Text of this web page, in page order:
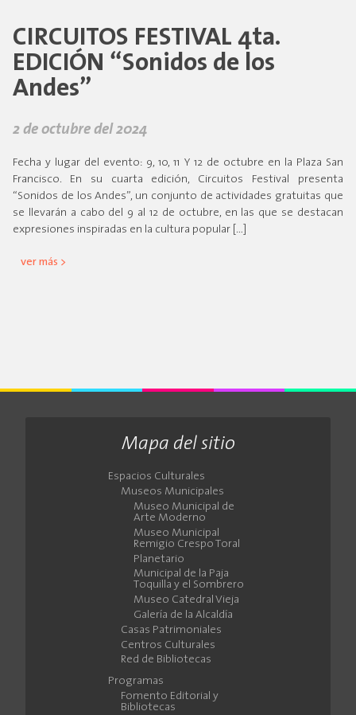
CIRCUITOS FESTIVAL 4ta.
EDICIÓN “Sonidos de los
Andes”
2 de octubre del 2024
Fecha y lugar del evento: 9, 10, 11 Y 12 de octubre en la Plaza San
Francisco. En su cuarta edición, Circuitos Festival presenta
“Sonidos de los Andes”, un conjunto de actividades gratuitas que
se llevarán a cabo del 9 al 12 de octubre, en las que se destacan
expresiones inspiradas en la cultura popular […]
ver más >
Mapa del sitio
Espacios Culturales
Museos Municipales
Museo Municipal de
Arte Moderno
Museo Municipal
Remigio Crespo Toral
Planetario
Municipal de la Paja
Toquilla y el Sombrero
Museo Catedral Vieja
Galería de la Alcaldía
Casas Patrimoniales
Centros Culturales
Red de Bibliotecas
Programas
Fomento Editorial y
Bibliotecas